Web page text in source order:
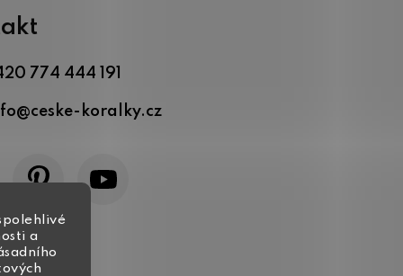
a
@ceske-koralky.cz
774 444 191